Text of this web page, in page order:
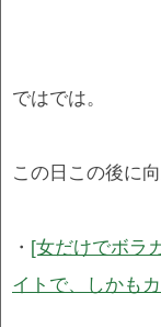
ではでは。
この日この後に
・ [女だけでボラ
イトで、しかも